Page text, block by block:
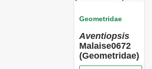
Geometridae
Aventiopsis
Malaise0672
(Geometridae)